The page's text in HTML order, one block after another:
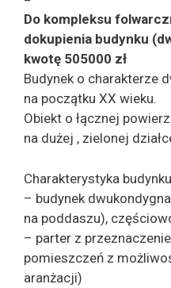
Do kompleksu
dokupienia budynku
kwotę 505000 zł
Budynek o charakterze
na początku XX wieku.
Obiekt o łącznej
na dużej , zielonej
Charakterystyka
– budynek
na poddaszu),
– parter z
pomieszczeń z
aranżacji)